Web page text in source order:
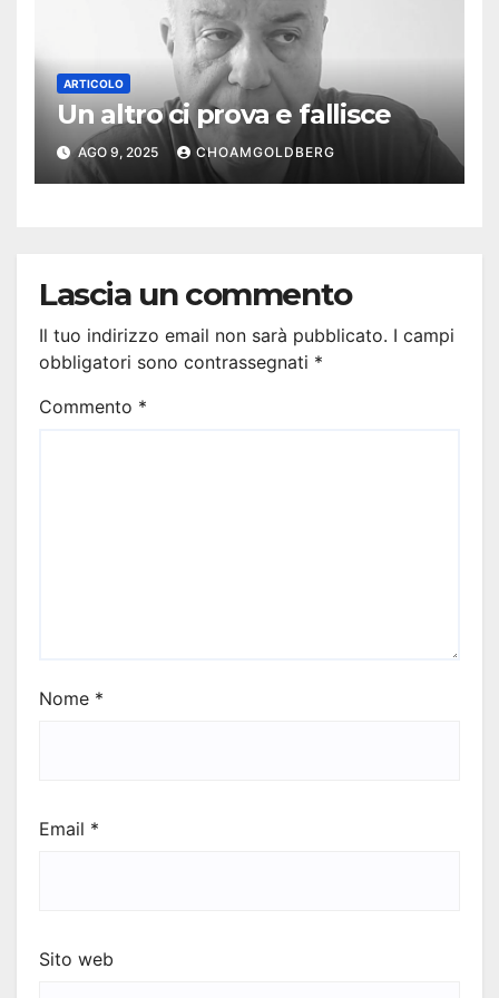
ARTICOLO
Un altro ci prova e fallisce
AGO 9, 2025 CHOAMGOLDBERG
Lascia un commento
Il tuo indirizzo email non sarà pubblicato. I campi
obbligatori sono contrassegnati *
Commento *
Nome *
Email *
Sito web